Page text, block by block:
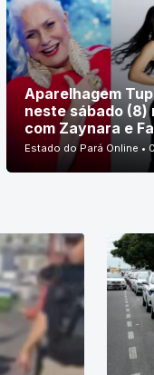
Aparelhagem
neste sábado (8)
com Zaynara e
Estado do Pará Online •